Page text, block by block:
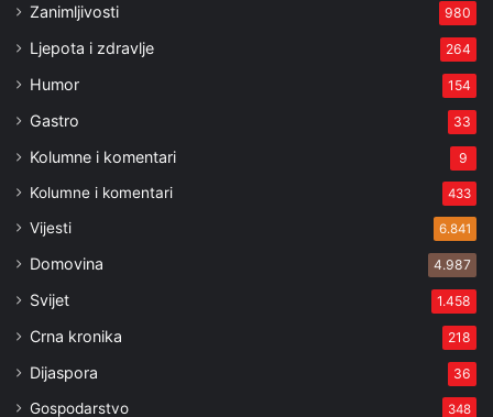
Zanimljivosti 980
Ljepota i zdravlje 264
Humor 154
Gastro 33
Kolumne i komentari 9
Kolumne i komentari 433
Vijesti 6.841
Domovina 4.987
Svijet 1.458
Crna kronika 218
Dijaspora 36
Gospodarstvo 348